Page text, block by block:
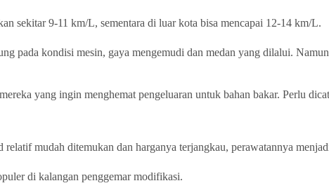
sekitar 9-11 km/L, sementara di luar kota bisa mencapai 12-14 km/L.
pada kondisi mesin, gaya mengemudi dan medan yang dilalui.
yang ingin menghemat pengeluaran untuk bahan bakar. Perlu
relatif mudah ditemukan dan harganya terjangkau, perawatannya
di kalangan penggemar modifikasi.